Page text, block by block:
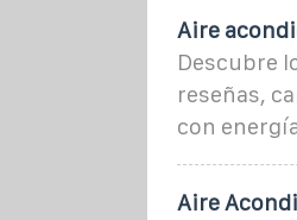
Aire
Descubre
reseñas,
con
Aire